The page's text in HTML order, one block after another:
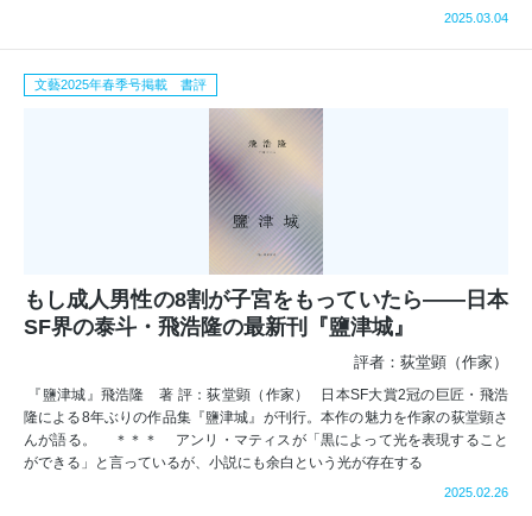
2025.03.04
文藝2025年春季号掲載 書評
もし成人男性の8割が子宮をもっていたら――日本
SF界の泰斗・飛浩隆の最新刊『鹽津城』
評者：荻堂顕（作家）
『鹽津城』飛浩隆 著 評：荻堂顕（作家） 日本SF大賞2冠の巨匠・飛浩
隆による8年ぶりの作品集『鹽津城』が刊行。本作の魅力を作家の荻堂顕さ
んが語る。 ＊＊＊ アンリ・マティスが「黒によって光を表現すること
ができる」と言っているが、小説にも余白という光が存在する
2025.02.26